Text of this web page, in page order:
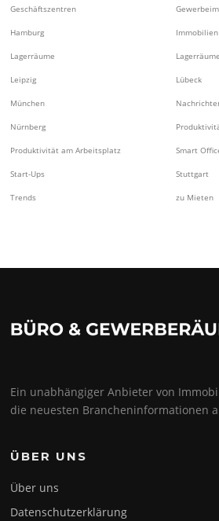
Geschäftszentren
Hamburg Immobilien
Lagerräume
Leipzig Lübeck
München
Nürnberg
Produktivität am Arbeitsplatz Smart
Start-Ups Stuttgart
Trends zu Mieten
Ein unabhängiger Anbieter von
die neuesten Brancheninformationen
ÜBER UNS
Über uns
Datenschutzerklärung